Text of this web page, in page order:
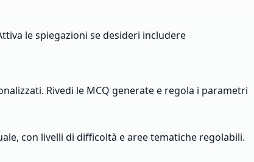
le spiegazioni se desideri includere
Rivedi le MCQ generate e regola i parametri
con livelli di difficoltà e aree tematiche regolabili.